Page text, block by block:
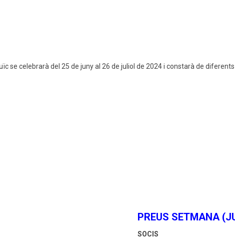
se celebrarà del 25 de juny al 26 de juliol de 2024 i constarà de
PREUS SETMANA
SOCIS